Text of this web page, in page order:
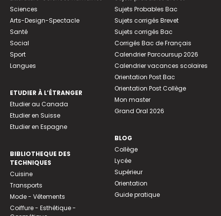
Sciences
Arts-Design-Spectacle
Santé
Social
Sport
Langues
ETUDIER À L’ÉTRANGER
Etudier au Canada
Etudier en Suisse
Etudier en Espagne
BIBLIOTHEQUE DES
TECHNIQUES
Cuisine
Transports
Mode - Vêtements
Coiffure - Esthétique -
Sujets Probables Bac
Sujets corrigés Brevet
Sujets corrigés Bac
Corrigés Bac de Français
Calendrier Parcoursup 2026
Calendrier vacances scolaires
Orientation Post Bac
Orientation Post Collège
Mon master
Grand Oral 2026
BLOG
Collège
Lycée
Supérieur
Orientation
Guide pratique